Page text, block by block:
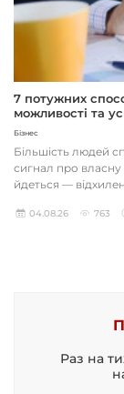
7 потужних
можливості та
Бізнес
Більшість людей
сигнал про власну
йдеться —
04.08.26 763
Раз на